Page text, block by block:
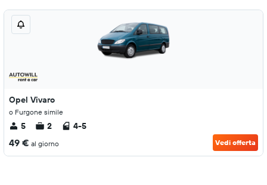
Opel Vivaro
o Furgone simile
5 2 4-5
49 € al giorno Vedi offerta